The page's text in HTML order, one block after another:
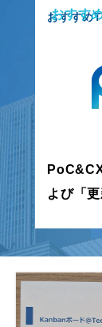
おすすめ
よび「
おすす